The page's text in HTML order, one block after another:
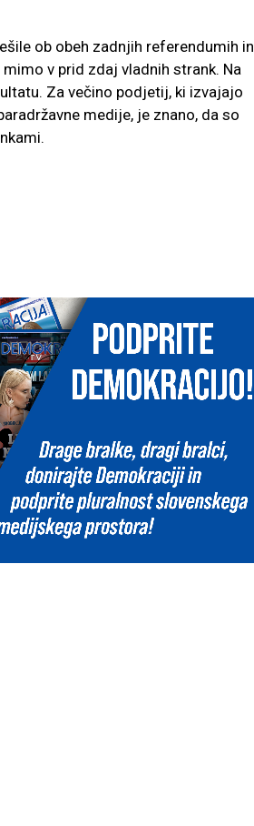
ob obeh zadnjih referendumih in
v prid zdaj vladnih strank. Na
Za večino podjetij, ki izvajajo
medije, je znano, da so